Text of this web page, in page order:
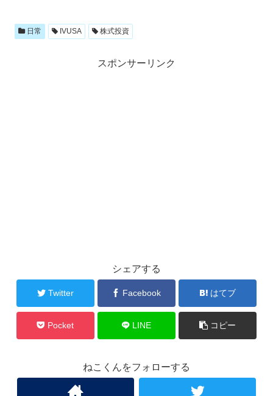
日常 IVUSA 株式投資
スポンサーリンク
シェアする
Twitter Facebook はてブ
Pocket LINE コピー
ねこくんをフォローする